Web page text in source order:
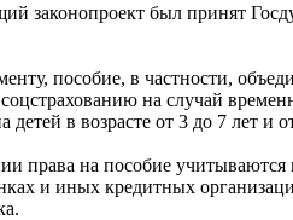
законопроект был принят
пособие, в частности,
соцстрахованию на случай
детей в возрасте от 3 до 7 лет и
права на пособие
и иных кредитных